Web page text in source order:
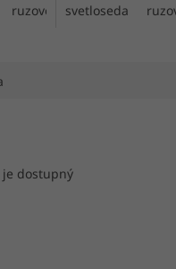
ruzovohnedasvetloseda
dostupný